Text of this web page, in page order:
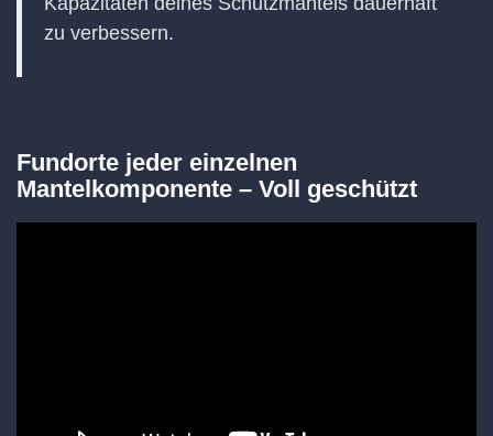
zu verbessern.
Fundorte jeder einzelnen
Mantelkomponente – Voll geschützt